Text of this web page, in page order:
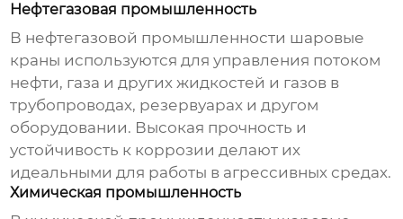
Нефтегазовая промышленность
В нефтегазовой промышленности шаровые
краны используются для управления потоком
нефти, газа и других жидкостей и газов в
трубопроводах, резервуарах и другом
оборудовании. Высокая прочность и
устойчивость к коррозии делают их
идеальными для работы в агрессивных средах.
Химическая промышленность